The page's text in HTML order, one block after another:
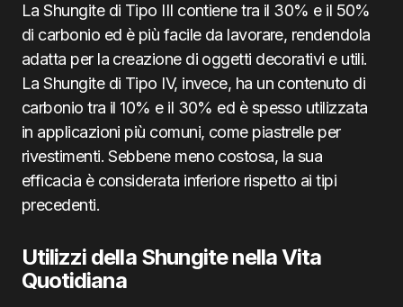
La Shungite di Tipo III contiene tra il 30% e il 50%
di carbonio ed è più facile da lavorare, rendendola
adatta per la creazione di oggetti decorativi e utili.
La Shungite di Tipo IV, invece, ha un contenuto di
carbonio tra il 10% e il 30% ed è spesso utilizzata
in applicazioni più comuni, come piastrelle per
rivestimenti. Sebbene meno costosa, la sua
efficacia è considerata inferiore rispetto ai tipi
precedenti.
Utilizzi della Shungite nella Vita
Quotidiana